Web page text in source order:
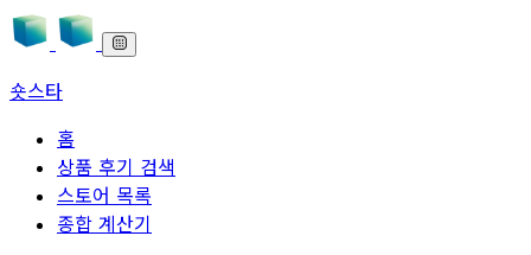
숏스타
홈
상품 후기 검색
스토어 목록
종합 계산기